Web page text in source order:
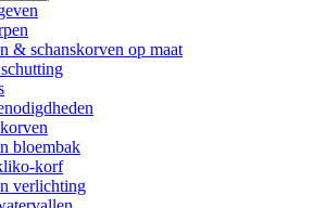
& schanskorven op maat
bloembak
korf
verlichting